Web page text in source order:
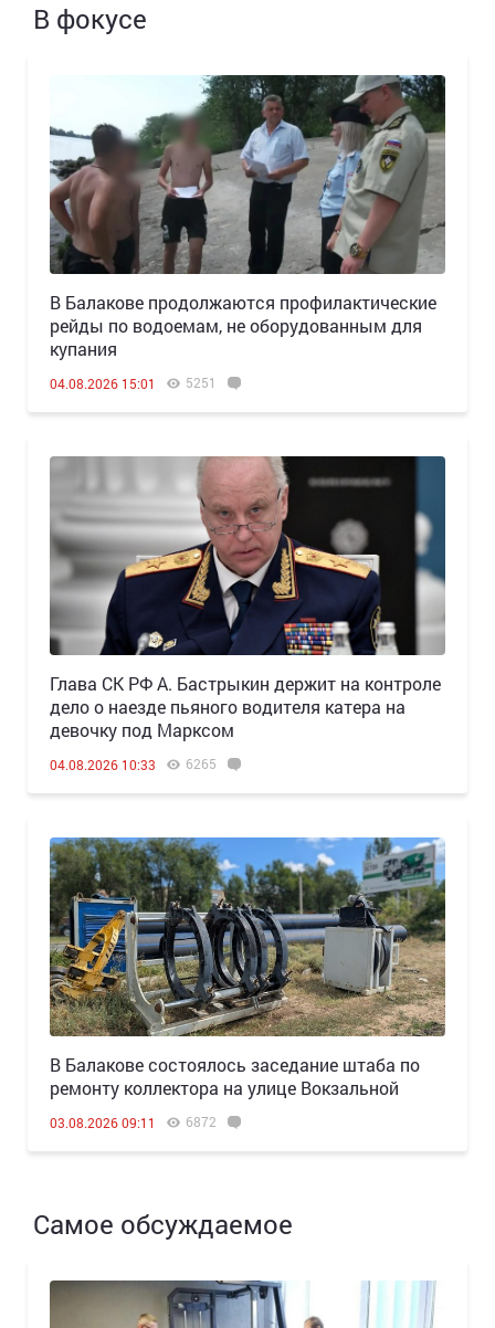
В фокусе
В Балакове продолжаются профилактические
рейды по водоемам, не оборудованным для
купания
04.08.2026 15:01 5251
Глава СК РФ А. Бастрыкин держит на контроле
дело о наезде пьяного водителя катера на
девочку под Марксом
04.08.2026 10:33 6265
В Балакове состоялось заседание штаба по
ремонту коллектора на улице Вокзальной
03.08.2026 09:11 6872
Самое обсуждаемое